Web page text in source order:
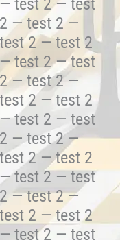
— test 2 —
2 — test 2
test 2 — test
— test 2 —
2 — test 2
test 2 — test
— test 2 —
2 — test 2
test 2 — test
— test 2 —
2 — test 2
test 2 — test